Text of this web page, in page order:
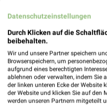
ÖPNV
Datenschutzeinstellungen
Durch Klicken auf die
beibehalten.
Wir und unsere Partner speichern
Browserspeichern, um
aufgrund eines berechtigten
ablehnen oder verwalten, indem Sie
der linken unteren Ecke der Website
der Website und klicken Sie auf den
werden unseren Partnern mitgeteilt